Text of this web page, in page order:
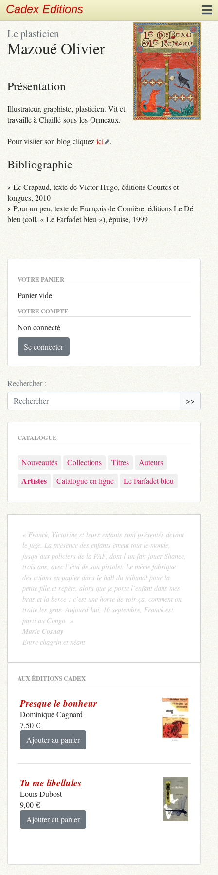
Cadex Editions
Le plasticien
Mazoué Olivier
Présentation
Illustrateur, graphiste, plasticien. Vit et
travaille à Chaillé-sous-les-Ormeaux.
Pour visiter son blog cliquezici .
Bibliographie
Le Crapaud, texte de Victor Hugo, éditions Courtes et
longues, 2010
Pour un peu, texte de François de Cornière, éditions Le Dé
bleu (coll. « Le Farfadet bleu »), épuisé, 1999
VOTRE PANIER
Panier vide
VOTRE COMPTE
Non connecté
Se connecter
Rechercher :
>>
CATALOGUE
Nouveautés Collections Titres Auteurs
Artistes Catalogue en ligne Le Farfadet bleu
« Franck, Victorine et leurs enfants sont présentés devant
le juge. La présence des enfants émeut tout le monde,
jusqu’aux policiers de la PAF, dont l’un fait jouer Shanee,
trois ans, avec l’étui de son pistolet. Le même fabrique
des avions en papier dans le hall du tribunal pour la
petite fille et répète, alors que je porte l’enfant dans mes
bras et la berce : c’est une honte de voir ça, comment on
traite les gens. Aujourd’hui, 16 septembre, Franck est
parti au Congo. »
Marie Cosnay
Entre chagrin et néant
AUX ÉDITIONS CADEX
Presque le bonheur
Dominique Cagnard
7,50 €
Ajouter au panier
Tu me libellules
Louis Dubost
9,00 €
Ajouter au panier